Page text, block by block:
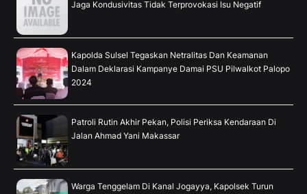
Jaga Kondusivitas Tidak Terprovokasi Isu Negatif
Kapolda Sulsel Tegaskan Netralitas Dan Keamanan
Dalam Deklarasi Kampanye Damai PSU Pilwalkot Palopo
2024
Patroli Rutin Akhir Pekan, Polisi Periksa Kendaraan Di
Jalan Ahmad Yani Makassar
Warga Tenggelam Di Kanal Jogayya, Kapolsek Turun